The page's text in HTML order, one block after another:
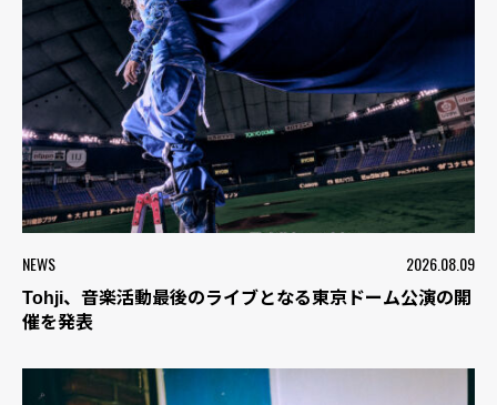
NEWS 2026.08.09
Tohji、音楽活動最後のライブとなる東京ドーム公演の開
催を発表